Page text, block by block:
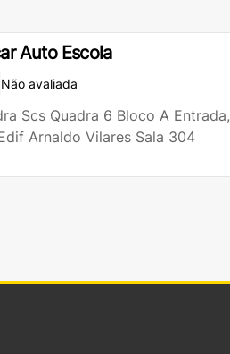
Auto Escola
Não avaliada
Scs Quadra 6 Bloco A Entrada,
Arnaldo Vilares Sala 304